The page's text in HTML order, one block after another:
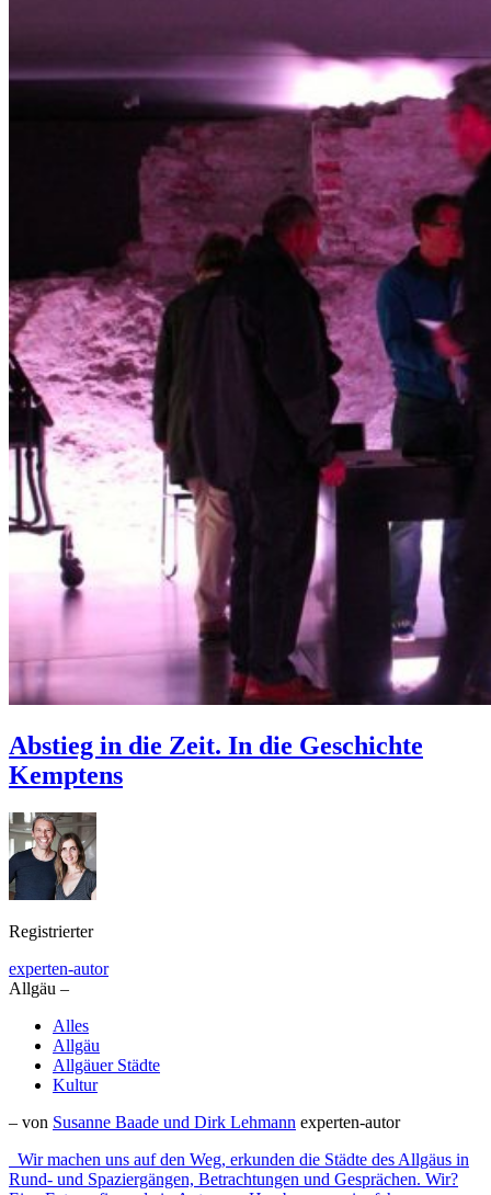
Abstieg in die Zeit. In die Geschichte
Kemptens
Registrierter
experten-autor
Allgäu –
Alles
Allgäu
Allgäuer Städte
Kultur
– von Susanne Baade und Dirk Lehmann experten-autor
Wir machen uns auf den Weg, erkunden die Städte des Allgäus in
Rund- und Spaziergängen, Betrachtungen und Gesprächen. Wir?